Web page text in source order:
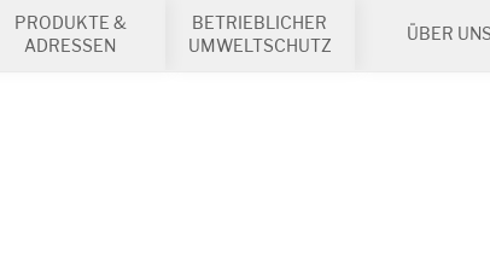
PRODUKTE &
ADRESSEN
BETRIEBLICHER
UMWELTSCHUTZ
ÜBER